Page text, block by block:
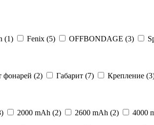
(1) Fenix (5) OFFBONDAGE (3)
фонарей (2) Габарит (7) Крепление
2000 mAh (2) 2600 mAh (2) 4000